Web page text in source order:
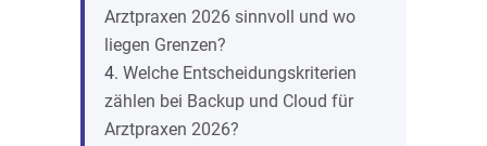
Arztpraxen 2026 sinnvoll und wo
liegen Grenzen?
Welche Entscheidungskriterien
zählen bei Backup und Cloud für
Arztpraxen 2026?